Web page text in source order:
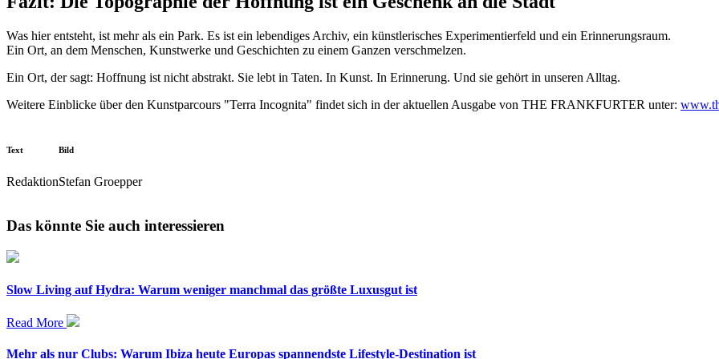
Was hier entsteht, ist mehr als ein Park. Es ist ein lebendiges Archiv, ein künstlerisches Experimentierfeld und ein Erinnerungsraum.
Ein Ort, an dem Menschen, Kunstwerke und Geschichten zu einem Ganzen verschmelzen.
Ein Ort, der sagt: Hoffnung ist nicht abstrakt. Sie lebt in Taten. In Kunst. In Erinnerung. Und sie gehört in unseren Alltag.
Weitere Einblicke über den Kunstparcours "Terra Incognita" findet sich in der aktuellen Ausgabe von THE FRANKFURTER unter:
Text
Redaktion
Bild
Stefan Groepper
Das könnte Sie auch interessieren
Slow Living auf Hydra: Warum weniger manchmal das größte Luxusgut ist
Read More
Mehr als nur Clubs: Warum Ibiza heute Europas spannendste Lifestyle-Destination ist